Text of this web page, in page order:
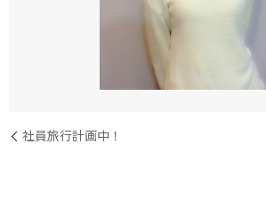
社員旅行計画中！